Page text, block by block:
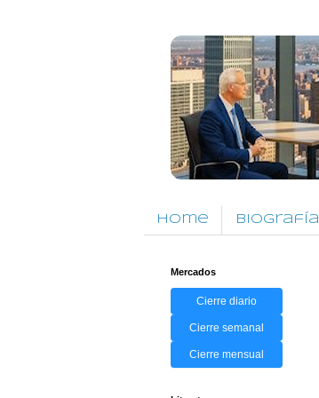
Home Biografía
Mercados
Cierre diario
Cierre semanal
Cierre mensual